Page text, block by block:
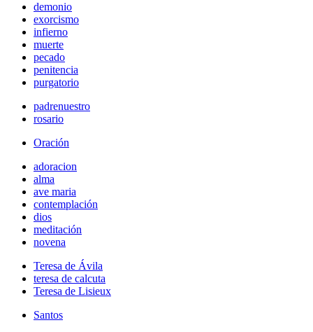
demonio
exorcismo
infierno
muerte
pecado
penitencia
purgatorio
padrenuestro
rosario
Oración
adoracion
alma
ave maria
contemplación
dios
meditación
novena
Teresa de Ávila
teresa de calcuta
Teresa de Lisieux
Santos